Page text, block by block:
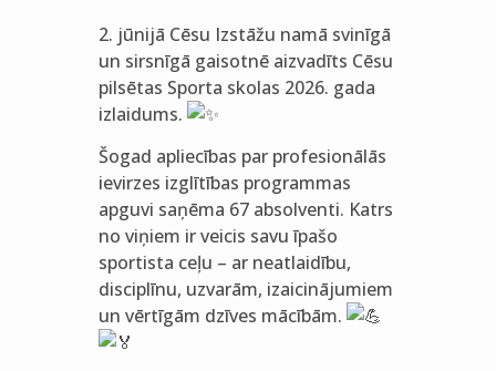
2. jūnijā Cēsu Izstāžu namā svinīgā
un sirsnīgā gaisotnē aizvadīts Cēsu
pilsētas Sporta skolas 2026. gada
izlaidums.
Šogad apliecības par profesionālās
ievirzes izglītības programmas
apguvi saņēma 67 absolventi. Katrs
no viņiem ir veicis savu īpašo
sportista ceļu – ar neatlaidību,
disciplīnu, uzvarām, izaicinājumiem
un vērtīgām dzīves mācībām.